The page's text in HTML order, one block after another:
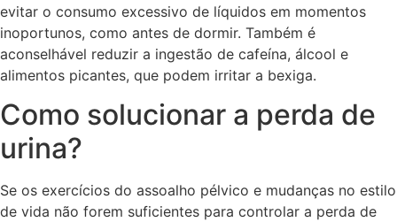
evitar o consumo excessivo de líquidos em momentos
inoportunos, como antes de dormir. Também é
aconselhável reduzir a ingestão de cafeína, álcool e
alimentos picantes, que podem irritar a bexiga.
Como solucionar a perda de
urina?
Se os exercícios do assoalho pélvico e mudanças no estilo
de vida não forem suficientes para controlar a perda de